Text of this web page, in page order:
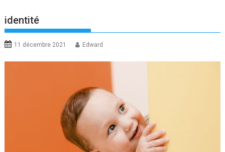
identité
11 décembre 2021 Edward